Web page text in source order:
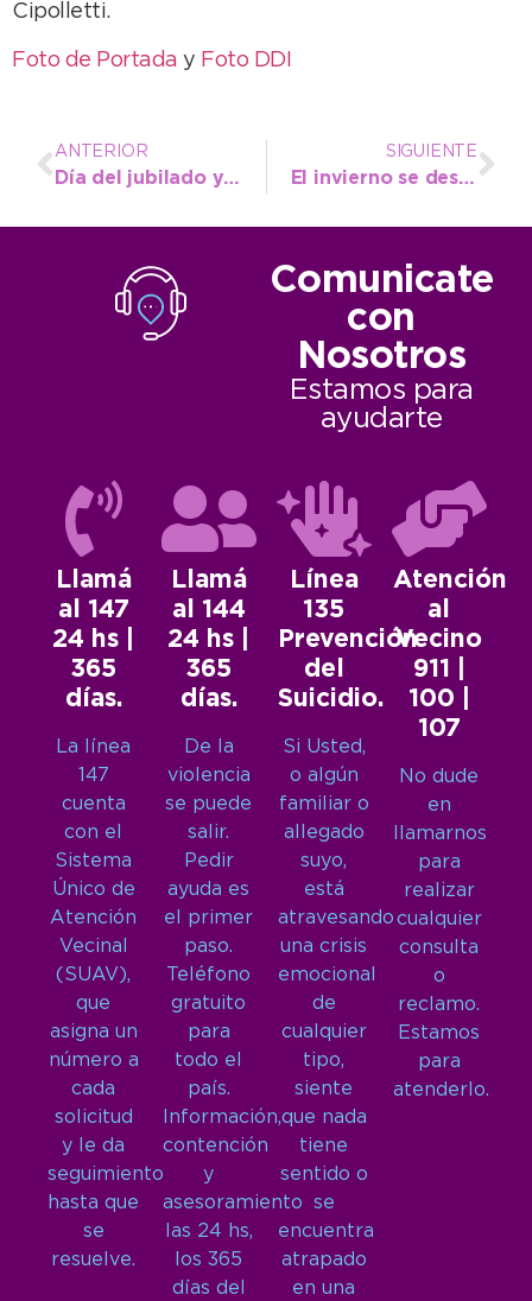
Cipolletti.
Foto de Portada y Foto DDI
ANTERIOR
Día del jubilado y la jubilada: El municipio organiza un festejo para adultos y adultas mayores en la plaza
SIGUIENTE
El invierno se despide con días nublados en la ciudad pero sin anuncio de lluvias
Comunicate
con
Nosotros
Estamos para
ayudarte
Llamá
al 147
24 hs |
365
días.
La línea
147
cuenta
con el
Sistema
Único de
Atención
Vecinal
(SUAV),
que
asigna un
número a
cada
solicitud
y le da
seguimiento
hasta que
se
resuelve.
Llamá
al 144
24 hs |
365
días.
De la
violencia
se puede
salir.
Pedir
ayuda es
el primer
paso.
Teléfono
gratuito
para
todo el
país.
Información,
contención
y
asesoramiento
las 24 hs,
los 365
días del
Línea
135
Prevención
del
Suicidio.
Si Usted,
o algún
familiar o
allegado
suyo,
está
atravesando
una crisis
emocional
de
cualquier
tipo,
siente
que nada
tiene
sentido o
se
encuentra
atrapado
en una
Atención
al
Vecino
911 |
100 |
107
No dude
en
llamarnos
para
realizar
cualquier
consulta
o
reclamo.
Estamos
para
atenderlo.